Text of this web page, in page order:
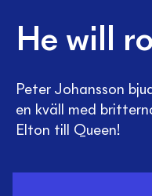
He will
Peter Johansson
en kväll med
Elton till Queen!